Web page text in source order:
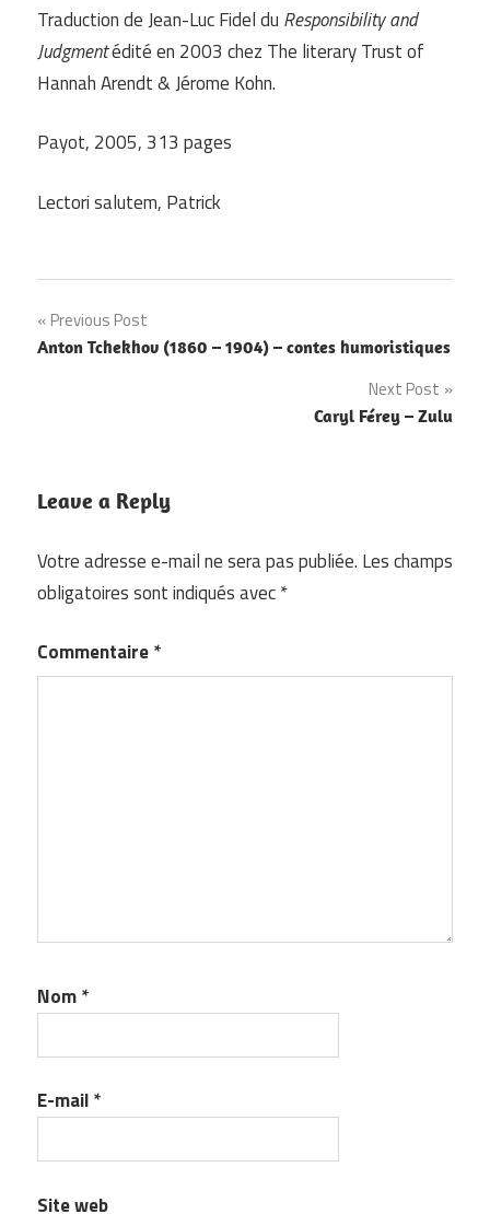
Traduction de Jean-Luc Fidel du Responsibility and
Judgmentédité en 2003 chez The literary Trust of
Hannah Arendt & Jérome Kohn.
Payot, 2005, 313 pages
Lectori salutem, Patrick
Navigation
de
Previous Post
Anton Tchekhov (1860 – 1904) – contes humoristiques
Next Post
Caryl Férey – Zulu
Leave a Reply
Votre adresse e-mail ne sera pas publiée. Les champs
obligatoires sont indiqués avec*
Commentaire*
Nom*
E-mail*
Site web